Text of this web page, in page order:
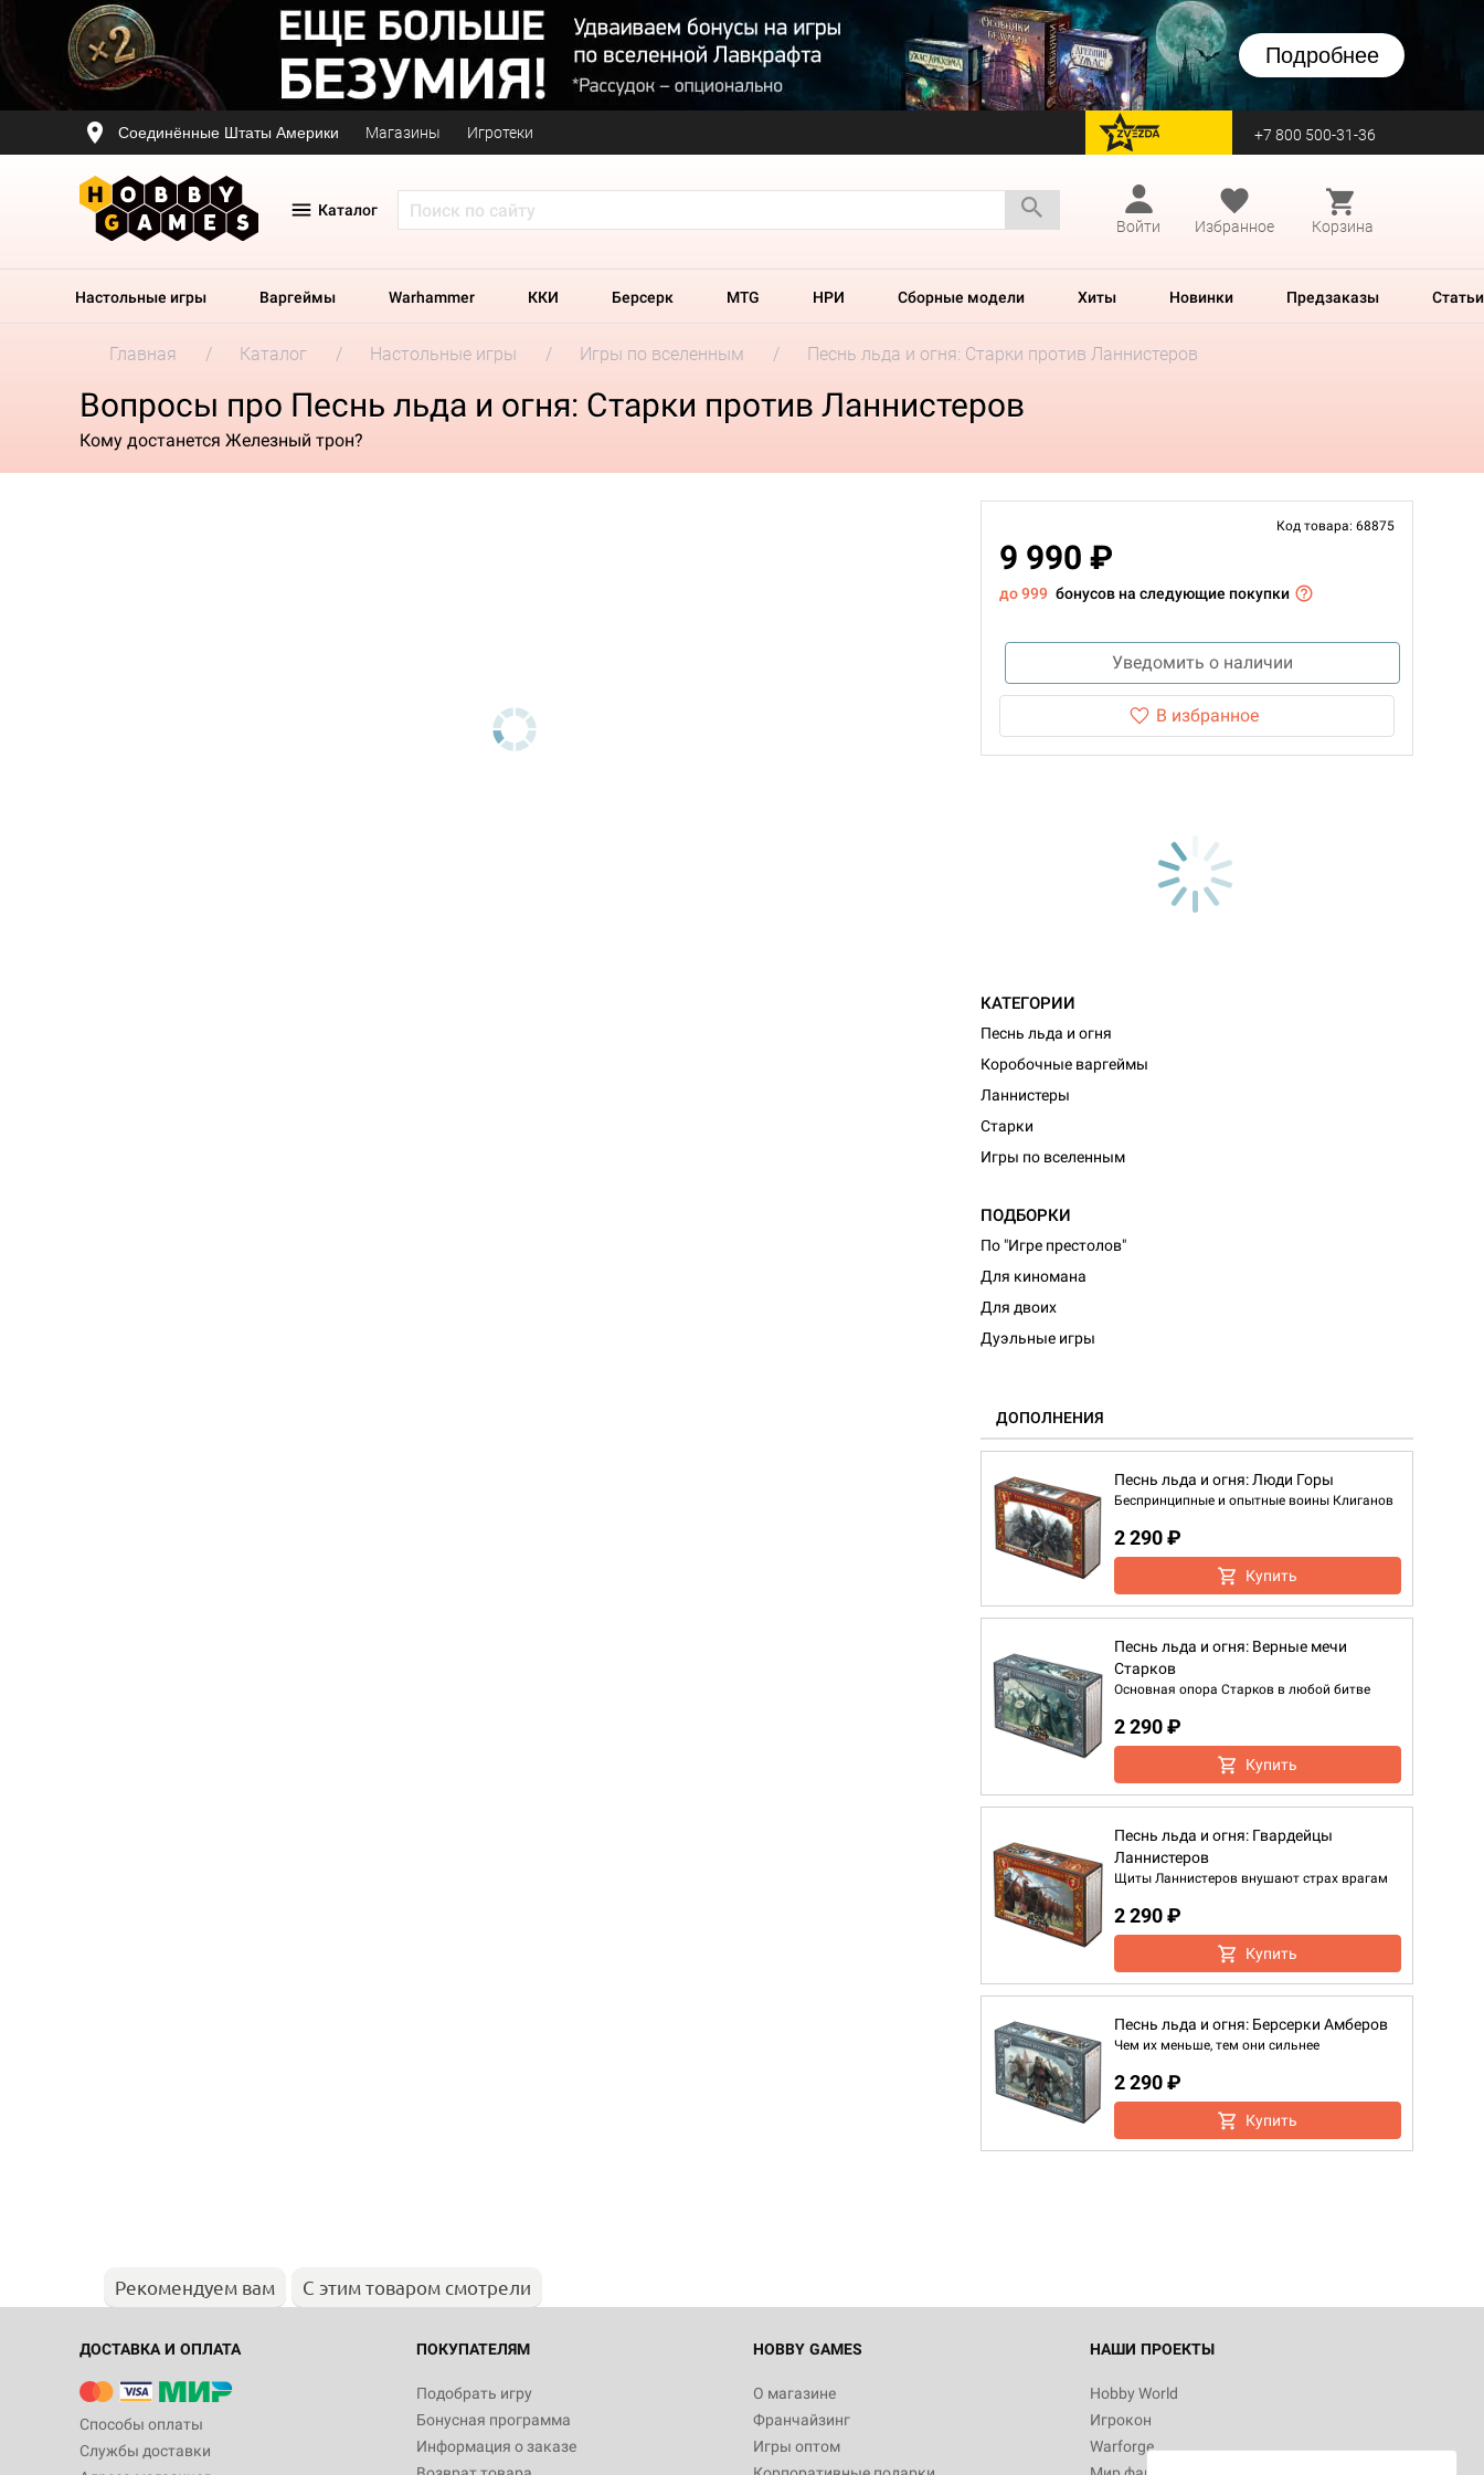
Подробнее
Соединённые Штаты Америки Магазины Игротеки перейти на Zvezda +7 800 500-31-36
Каталог
Войти
Избранное Корзина
Настольные игры Варгеймы Warhammer ККИ Берсерк MTG НРИ Сборные модели Хиты Новинки Предзаказы Статьи
Главная Каталог Настольные игры Игры по вселенным Песнь льда и огня: Старки против Ланнистеров
Вопросы про Песнь льда и огня: Старки против Ланнистеров
Кому достанется Железный трон?
Код товара: 68875
9 990 ₽
до 999 бонусов на следующие покупки
Уведомить о наличии
В избранное
КАТЕГОРИИ
Песнь льда и огня
Коробочные варгеймы
Ланнистеры
Старки
Игры по вселенным
ПОДБОРКИ
По "Игре престолов"
Для киномана
Для двоих
Дуэльные игры
ДОПОЛНЕНИЯ
Песнь льда и огня: Люди Горы
Беспринципные и опытные воины Клиганов
2 290 ₽
Купить
Песнь льда и огня: Верные мечи
Старков
Основная опора Старков в любой битве
2 290 ₽
Купить
Песнь льда и огня: Гвардейцы
Ланнистеров
Щиты Ланнистеров внушают страх врагам
2 290 ₽
Купить
Песнь льда и огня: Берсерки Амберов
Чем их меньше, тем они сильнее
2 290 ₽
Купить
Рекомендуем вам С этим товаром смотрели
ДОСТАВКА И ОПЛАТА
Способы оплаты
Службы доставки
ПОКУПАТЕЛЯМ
Подобрать игру
Бонусная программа
Информация о заказе
HOBBY GAMES
О магазине
Франчайзинг
Игры оптом
НАШИ ПРОЕКТЫ
Hobby World
Игрокон
Warforge